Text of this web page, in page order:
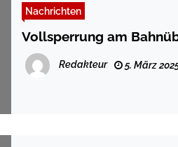
Nachrichten
Vollsperrung am
Redakteur 5. März